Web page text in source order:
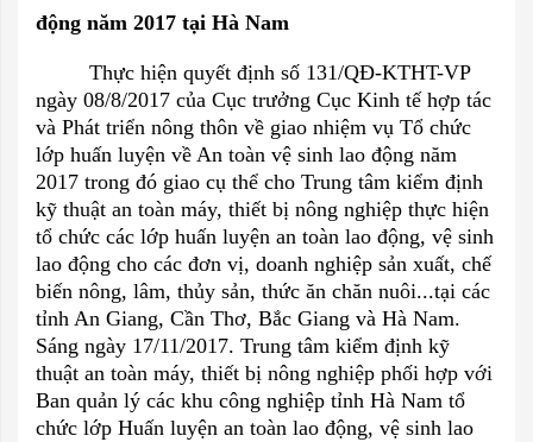
động năm 2017 tại Hà Nam
Thực hiện quyết định số 131/QĐ-KTHT-VP
ngày 08/8/2017 của Cục trưởng Cục Kinh tế hợp tác
và Phát triển nông thôn về giao nhiệm vụ Tổ chức
lớp huấn luyện về An toàn vệ sinh lao động năm
2017 trong đó giao cụ thể cho Trung tâm kiểm định
kỹ thuật an toàn máy, thiết bị nông nghiệp thực hiện
tổ chức các lớp huấn luyện an toàn lao động, vệ sinh
lao động cho các đơn vị, doanh nghiệp sản xuất, chế
biến nông, lâm, thủy sản, thức ăn chăn nuôi...tại các
tỉnh An Giang, Cần Thơ, Bắc Giang và Hà Nam.
Sáng ngày 17/11/2017. Trung tâm kiểm định kỹ
thuật an toàn máy, thiết bị nông nghiệp phối hợp với
Ban quản lý các khu công nghiệp tỉnh Hà Nam tổ
chức lớp Huấn luyện an toàn lao động, vệ sinh lao